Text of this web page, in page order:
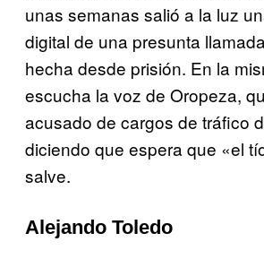
unas semanas salió a la luz
digital de una presunta
hecha desde prisión. En la
escucha la voz de Oropeza,
acusado de cargos de tráfico
diciendo que espera que «el
salve.
Alejando Toledo